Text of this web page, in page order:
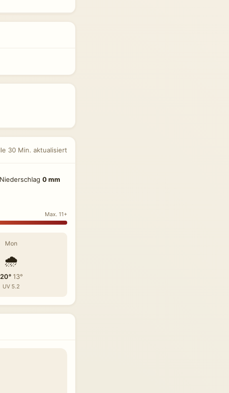
30 Min. aktualisiert
0 mm
Max. 11+
Mon
🌧️
20°13°
UV 5.2